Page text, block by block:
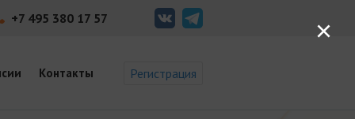
+7 495 380 17 57
Контакты Регистрация
×